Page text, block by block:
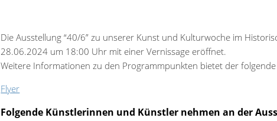
Die Ausstellung “40/6” zu unserer Kunst und Kulturwoche im
28.06.2024 um 18:00 Uhr mit einer Vernissage eröffnet.
Weitere Informationen zu den Programmpunkten bietet der folgende
Flyer
Folgende Künstlerinnen und Künstler nehmen an der